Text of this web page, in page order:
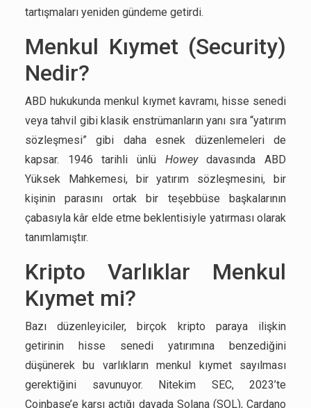
tartışmaları yeniden gündeme getirdi.
Menkul Kıymet (Security)
Nedir?
ABD hukukunda menkul kıymet kavramı, hisse senedi
veya tahvil gibi klasik enstrümanların yanı sıra “yatırım
sözleşmesi” gibi daha esnek düzenlemeleri de
kapsar. 1946 tarihli ünlü Howeydavasında ABD
Yüksek Mahkemesi, bir yatırım sözleşmesini, bir
kişinin parasını ortak bir teşebbüse başkalarının
çabasıyla kâr elde etme beklentisiyle yatırması olarak
tanımlamıştır.
Kripto Varlıklar Menkul
Kıymet mi?
Bazı düzenleyiciler, birçok kripto paraya ilişkin
getirinin hisse senedi yatırımına benzediğini
düşünerek bu varlıkların menkul kıymet sayılması
gerektiğini savunuyor. Nitekim SEC, 2023’te
Coinbase’e karşı açtığı davada Solana (SOL), Cardano